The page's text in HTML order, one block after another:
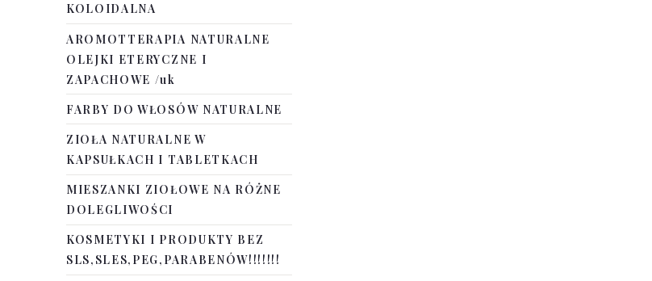
KOLOIDALNA
AROMOTTERAPIA NATURALNE
OLEJKI ETERYCZNE I
ZAPACHOWE /uk
FARBY DO WŁOSÓW NATURALNE
ZIOŁA NATURALNE W
KAPSUŁKACH I TABLETKACH
MIESZANKI ZIOŁOWE NA RÓŻNE
DOLEGLIWOŚCI
KOSMETYKI I PRODUKTY BEZ
SLS,SLES,PEG,PARABENÓW!!!!!!!